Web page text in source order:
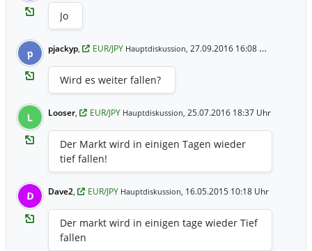
Jo
p pjackyp, EUR/JPY Hauptdiskussion, 27.09.2016 16:08 Uhr
Wird es weiter fallen?
L Looser, EUR/JPY Hauptdiskussion, 25.07.2016 18:37 Uhr
Der Markt wird in einigen Tagen wieder
tief fallen!
D Dave2, EUR/JPY Hauptdiskussion, 16.05.2015 10:18 Uhr
Der markt wird in einigen tage wieder Tief
fallen